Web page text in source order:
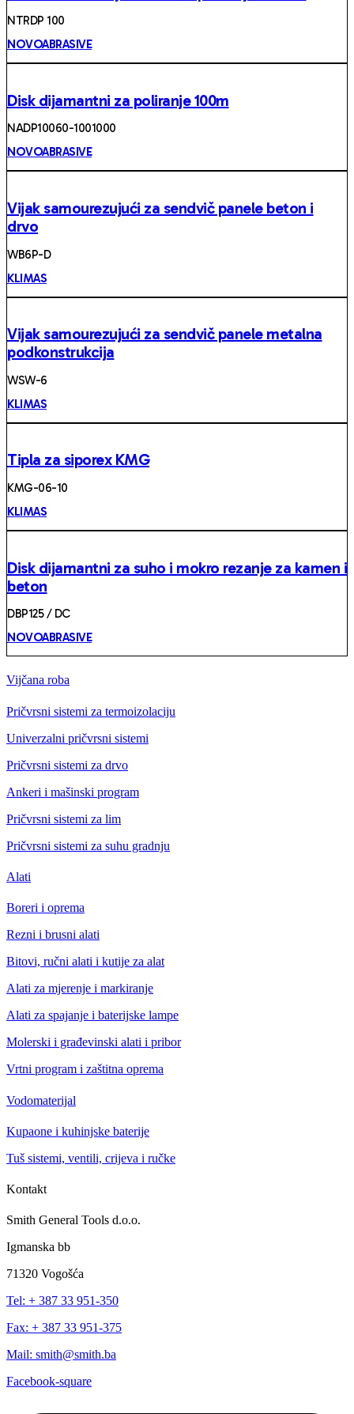
NTRDP 100
NOVOABRASIVE
Disk dijamantni za poliranje 100m
NADP10060-1001000
NOVOABRASIVE
Vijak samourezujući za sendvič panele beton i
drvo
WB6P-D
KLIMAS
Vijak samourezujući za sendvič panele metalna
podkonstrukcija
WSW-6
KLIMAS
Tipla za siporex KMG
KMG-06-10
KLIMAS
Disk dijamantni za suho i mokro rezanje za kamen i
beton
DBP125 / DC
NOVOABRASIVE
Vijčana roba
Pričvrsni sistemi za termoizolaciju
Univerzalni pričvrsni sistemi
Pričvrsni sistemi za drvo
Ankeri i mašinski program
Pričvrsni sistemi za lim
Pričvrsni sistemi za suhu gradnju
Alati
Boreri i oprema
Rezni i brusni alati
Bitovi, ručni alati i kutije za alat
Alati za mjerenje i markiranje
Alati za spajanje i baterijske lampe
Molerski i građevinski alati i pribor
Vrtni program i zaštitna oprema
Vodomaterijal
Kupaone i kuhinjske baterije
Tuš sistemi, ventili, crijeva i ručke
Kontakt
Smith General Tools d.o.o.
Igmanska bb
71320 Vogošća
Tel: + 387 33 951-350
Fax: + 387 33 951-375
Mail: smith@smith.ba
Facebook-square